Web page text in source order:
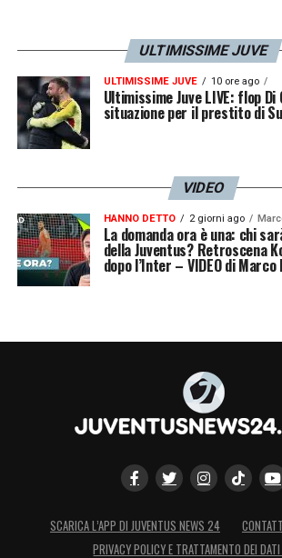
ULTIMISSIME JUVE
ULTIMISSIME JUVE 10 ore ago
Ultimissime Juve LIVE: flop
situazione per il prestito di
VIDEO
HANNO DETTO 2 giorni ago
La domanda ora è una: chi
della Juventus? Retroscena
dopo l’Inter – VIDEO di Marco
SCARICA L’APP DI JUVENTUS NEWS 24
PRIVACY POLICY E TRATTAMENTO DEI